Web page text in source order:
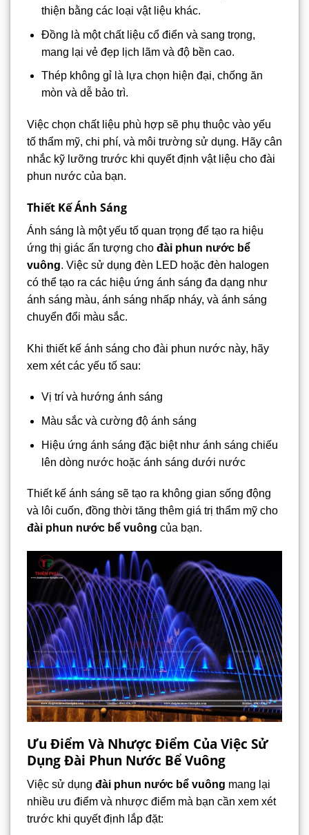
thiện bằng các loại vật liệu khác.
Đồng là một chất liệu cổ điển và sang trọng,
mang lại vẻ đẹp lịch lãm và độ bền cao.
Thép không gỉ là lựa chọn hiện đại, chống ăn
mòn và dễ bảo trì.
Việc chọn chất liệu phù hợp sẽ phụ thuộc vào yếu
tố thẩm mỹ, chi phí, và môi trường sử dụng. Hãy cân
nhắc kỹ lưỡng trước khi quyết định vật liệu cho đài
phun nước của bạn.
Thiết Kế Ánh Sáng
Ánh sáng là một yếu tố quan trọng để tạo ra hiệu
ứng thị giác ấn tượng cho đài phun nước bể
vuông. Việc sử dụng đèn LED hoặc đèn halogen
có thể tạo ra các hiệu ứng ánh sáng đa dạng như
ánh sáng màu, ánh sáng nhấp nháy, và ánh sáng
chuyển đổi màu sắc.
Khi thiết kế ánh sáng cho đài phun nước này, hãy
xem xét các yếu tố sau:
Vị trí và hướng ánh sáng
Màu sắc và cường độ ánh sáng
Hiệu ứng ánh sáng đặc biệt như ánh sáng chiếu
lên dòng nước hoặc ánh sáng dưới nước
Thiết kế ánh sáng sẽ tạo ra không gian sống động
và lôi cuốn, đồng thời tăng thêm giá trị thẩm mỹ cho
đài phun nước bể vuông của bạn.
Ưu Điểm Và Nhược Điểm Của Việc Sử
Dụng Đài Phun Nước Bể Vuông
Việc sử dụng đài phun nước bể vuông mang lại
nhiều ưu điểm và nhược điểm mà bạn cần xem xét
trước khi quyết định lắp đặt: